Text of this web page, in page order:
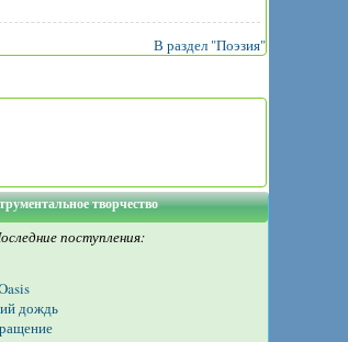
В раздел "Поэзия"
творчество
поступления:
дождь